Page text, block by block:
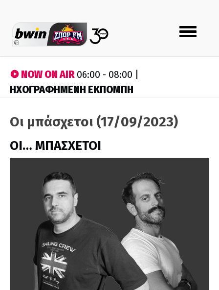
Toggle
navigation
NOW ON AIR06:00 - 08:00 |
ΗΧΟΓΡΑΦΗΜΕΝΗ ΕΚΠΟΜΠΗ
Οι μπάσχετοι (17/09/2023)
ΟΙ… ΜΠΑΣΧΕΤΟΙ